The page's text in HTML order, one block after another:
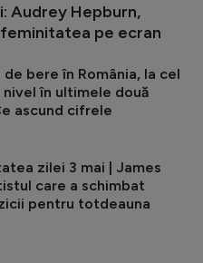
Audrey Hepburn,
pe ecran
de bere în România, la cel
nivel în ultimele două
ascund cifrele
zilei 3 mai | James
care a schimbat
pentru totdeauna